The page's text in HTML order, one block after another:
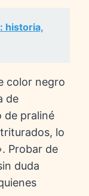
historia,
color negro
de
de praliné
lo
Probar de
duda